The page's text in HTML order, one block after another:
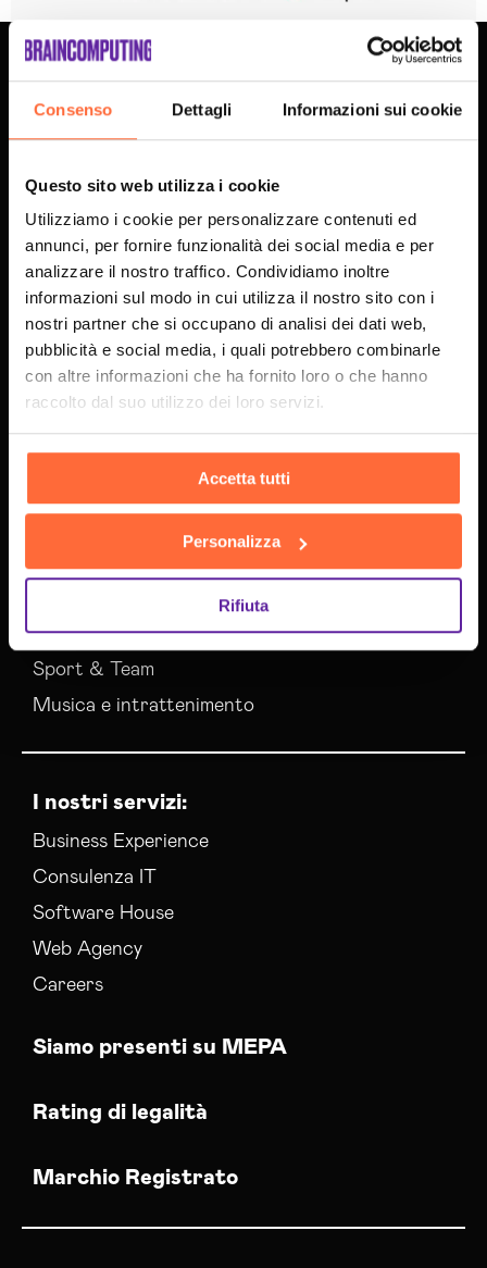
Consenso Dettagli Informazioni sui cookie
Questo sito web utilizza i cookie
Utilizziamo i cookie per personalizzare contenuti ed
annunci, per fornire funzionalità dei social media e per
analizzare il nostro traffico. Condividiamo inoltre
informazioni sul modo in cui utilizza il nostro sito con i
nostri partner che si occupano di analisi dei dati web,
pubblicità e social media, i quali potrebbero combinarle
con altre informazioni che ha fornito loro o che hanno
raccolto dal suo utilizzo dei loro servizi.
Accetta tutti
Personalizza
Rifiuta
Brain Computing S.p.A.
Agenti AI sviluppano percorsi di Business Experience e
futuro.
SCOPRI L'AZIENDA
ISCRIVITI ALLA NEWSLETTER
Settori:
Eventi / Meeting
Sport & Team
Musica e intrattenimento
I nostri servizi:
Business Experience
Consulenza IT
Software House
Web Agency
Careers
Siamo presenti su MEPA
Rating di legalità
Marchio Registrato